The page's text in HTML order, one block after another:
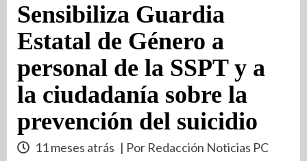
Sensibiliza Guardia
Estatal de Género a
personal de la SSPT y a
la ciudadanía sobre la
prevención del suicidio
11 meses atrás | Por Redacción Noticias PC